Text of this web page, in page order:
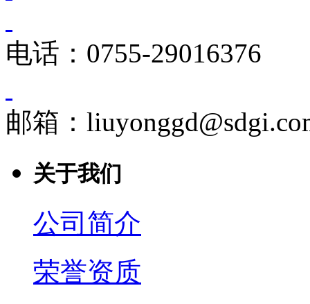
电话：0755-29016376
邮箱：
关于我们
公司简介
荣誉资质